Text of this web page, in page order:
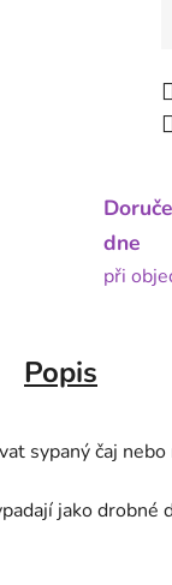
dne
při
Popis
sypaný čaj
jako drobné